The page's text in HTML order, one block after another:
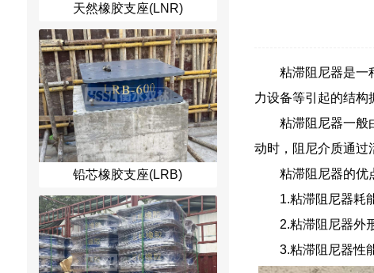
天然橡胶支座(LNR)
铅芯橡胶支座(LRB)
粘滞阻尼器是一
力设备等引起的结构
粘滞阻尼器一般
动时，阻尼介质通过
粘滞阻尼器的优
1.粘滞阻尼器耗
2.粘滞阻尼器外
3.粘滞阻尼器性